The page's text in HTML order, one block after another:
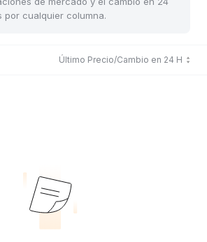
por cualquier columna.
Último Precio/Cambio en 24 H